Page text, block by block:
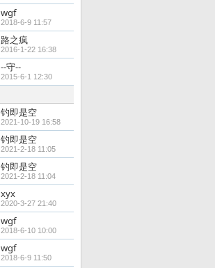
wgf
2018-6-9 11:57
路之疯
2016-1-22 16:38
--守--
2015-6-1 12:30
钓即是空
2021-10-19 16:58
钓即是空
2021-2-18 11:05
钓即是空
2021-2-18 11:04
xyx
2020-3-27 21:40
wgf
2018-6-10 10:00
wgf
2018-6-9 11:50